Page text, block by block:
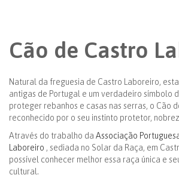
Cão de Castro
Natural da freguesia de Castro Laboreiro,
antigas de Portugal e um verdadeiro símbolo
proteger rebanhos e casas nas serras, o Cão
reconhecido por o seu instinto protetor,
Através do trabalho da Associação
Laboreiro , sediada no Solar da Raça, em
possível conhecer melhor essa raça única e
cultural.